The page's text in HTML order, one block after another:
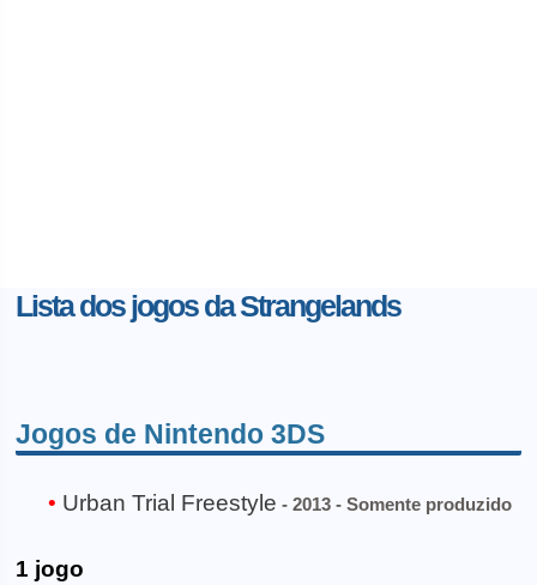
Lista dos jogos da Strangelands
Jogos de Nintendo 3DS
Urban Trial Freestyle - 2013 - Somente produzido
1 jogo